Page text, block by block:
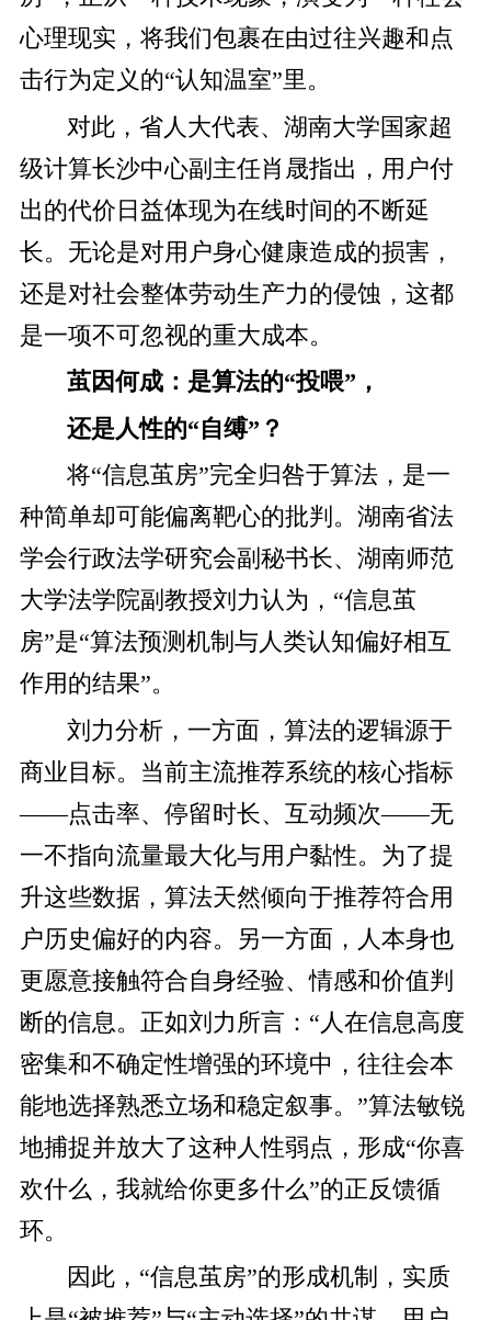
心理现实，将我们包裹在由过往兴趣和点
击行为定义的“认知温室”里。
对此，省人大代表、湖南大学国家超
级计算长沙中心副主任肖晟指出，用户付
出的代价日益体现为在线时间的不断延
长。无论是对用户身心健康造成的损害，
还是对社会整体劳动生产力的侵蚀，这都
是一项不可忽视的重大成本。
茧因何成：是算法的“投喂”，
还是人性的“自缚”？
将“信息茧房”完全归咎于算法，是一
种简单却可能偏离靶心的批判。湖南省法
学会行政法学研究会副秘书长、湖南师范
大学法学院副教授刘力认为，“信息茧
房”是“算法预测机制与人类认知偏好相互
作用的结果”。
刘力分析，一方面，算法的逻辑源于
商业目标。当前主流推荐系统的核心指标
——点击率、停留时长、互动频次——无
一不指向流量最大化与用户黏性。为了提
升这些数据，算法天然倾向于推荐符合用
户历史偏好的内容。另一方面，人本身也
更愿意接触符合自身经验、情感和价值判
断的信息。正如刘力所言：“人在信息高度
密集和不确定性增强的环境中，往往会本
能地选择熟悉立场和稳定叙事。”算法敏锐
地捕捉并放大了这种人性弱点，形成“你喜
欢什么，我就给你更多什么”的正反馈循
环。
因此，“信息茧房”的形成机制，实质